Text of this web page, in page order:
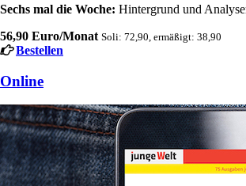
Sechs mal die Woche: Hintergrund und
56,90 Euro/Monat Soli: 72,90, ermäßigt: 38,90
Bestellen
Online